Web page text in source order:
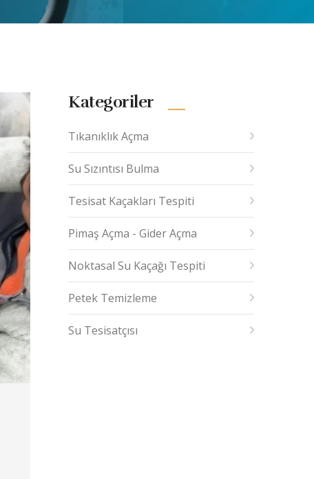
Kategoriler
Tıkanıklık Açma
Su Sızıntısı Bulma
Tesisat Kaçakları Tespiti
Pimaş Açma - Gider Açma
Noktasal Su Kaçağı Tespiti
Petek Temizleme
Su Tesisatçısı